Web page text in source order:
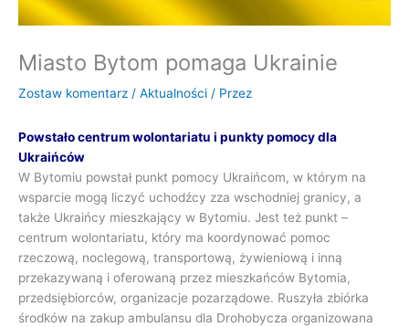
Miasto Bytom pomaga Ukrainie
Zostaw komentarz / Aktualności / Przez
Powstało centrum wolontariatu i punkty pomocy dla
Ukraińców
W Bytomiu powstał punkt pomocy Ukraińcom, w którym na
wsparcie mogą liczyć uchodźcy zza wschodniej granicy, a
także Ukraińcy mieszkający w Bytomiu. Jest też punkt –
centrum wolontariatu, który ma koordynować pomoc
rzeczową, noclegową, transportową, żywieniową i inną
przekazywaną i oferowaną przez mieszkańców Bytomia,
przedsiębiorców, organizacje pozarządowe. Ruszyła zbiórka
środków na zakup ambulansu dla Drohobycza organizowana